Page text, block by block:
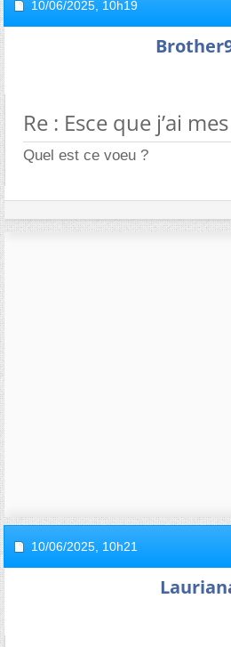
10/06/2025, 10h19
Re : Esce que j’ai
Quel est ce voeu ?
10/06/2025, 10h21